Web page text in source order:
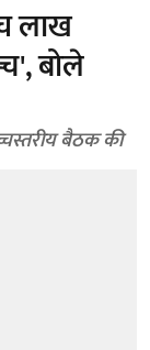
लाख
बोले
बैठक की